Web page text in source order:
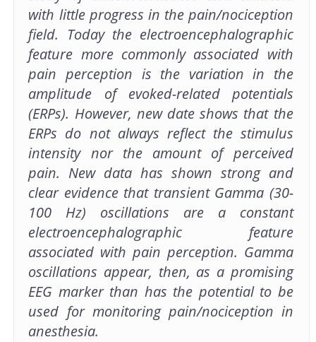
with little progress in the pain/nociception
field. Today the electroencephalographic
feature more commonly associated with
pain perception is the variation in the
amplitude of evoked-related potentials
(ERPs). However, new date shows that the
ERPs do not always reflect the stimulus
intensity nor the amount of perceived
pain. New data has shown strong and
clear evidence that transient Gamma (30-
100 Hz) oscillations are a constant
electroencephalographic feature
associated with pain perception. Gamma
oscillations appear, then, as a promising
EEG marker than has the potential to be
used for monitoring pain/nociception in
anesthesia.